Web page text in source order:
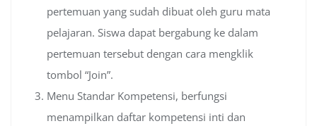
pertemuan yang sudah dibuat oleh guru mata
pelajaran. Siswa dapat bergabung ke dalam
pertemuan tersebut dengan cara mengklik
tombol “Join”.
Menu Standar Kompetensi, berfungsi
menampilkan daftar kompetensi inti dan